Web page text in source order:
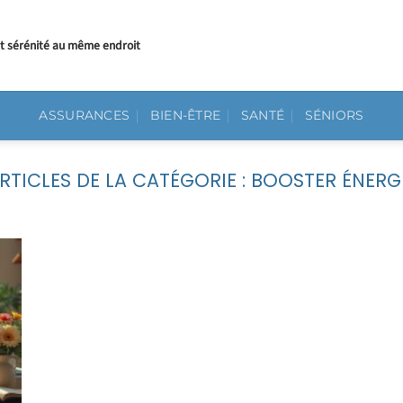
sérénité au même endroit
ASSURANCES BIEN-ÊTRE SANTÉ SÉNIORS
BOOSTER